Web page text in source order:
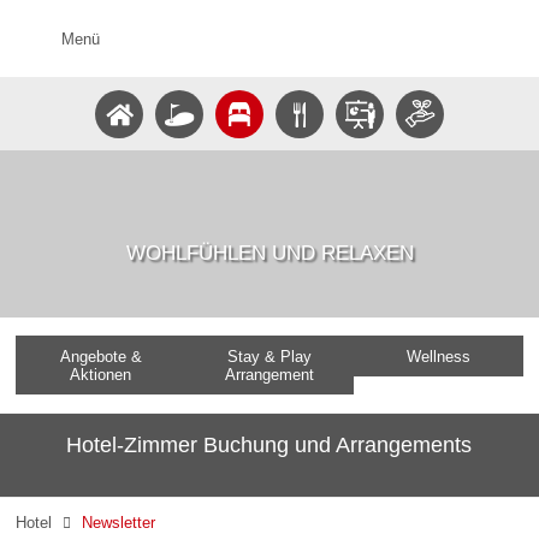
Menü
WOHLFÜHLEN UND RELAXEN
Angebote &
Aktionen
Stay & Play
Arrangement
Wellness
Hotel-Zimmer Buchung und Arrangements
Hotel  Newsletter